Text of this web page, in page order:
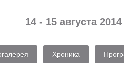
14 - 15 августа
Хроника